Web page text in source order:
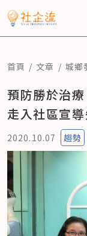
首頁 文章 城鄉
預防勝於治
走入社區宣
2020.10.07 趨勢